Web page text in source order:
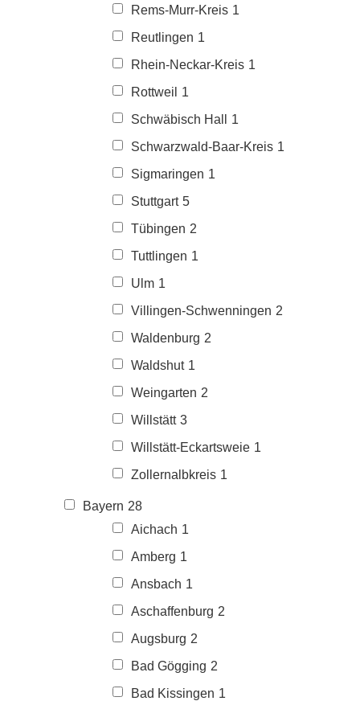
Rems-Murr-Kreis 1
Reutlingen 1
Rhein-Neckar-Kreis 1
Rottweil
1
Schwäbisch Hall
1
Schwarzwald-Baar-Kreis 1
Sigmaringen 1
Stuttgart 5
Tübingen 2
Tuttlingen 1
Ulm 1
Villingen-Schwenningen 2
Waldenburg 2
Waldshut 1
Weingarten 2
Willstätt 3
Willstätt-Eckartsweie 1
Zollernalbkreis 1
Bayern 28
Aichach 1
Amberg 1
Ansbach 1
Aschaffenburg 2
Augsburg 2
Bad Gögging 2
Bad Kissingen 1